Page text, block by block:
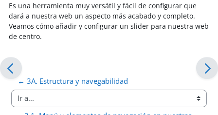
Es una herramienta muy versátil y fácil de configurar que
dará a nuestra web un aspecto más acabado y completo.
Veamos cómo añadir y configurar un slider para nuestra web
de centro.
← 3A. Estructura y navegabilidad
Ir a...